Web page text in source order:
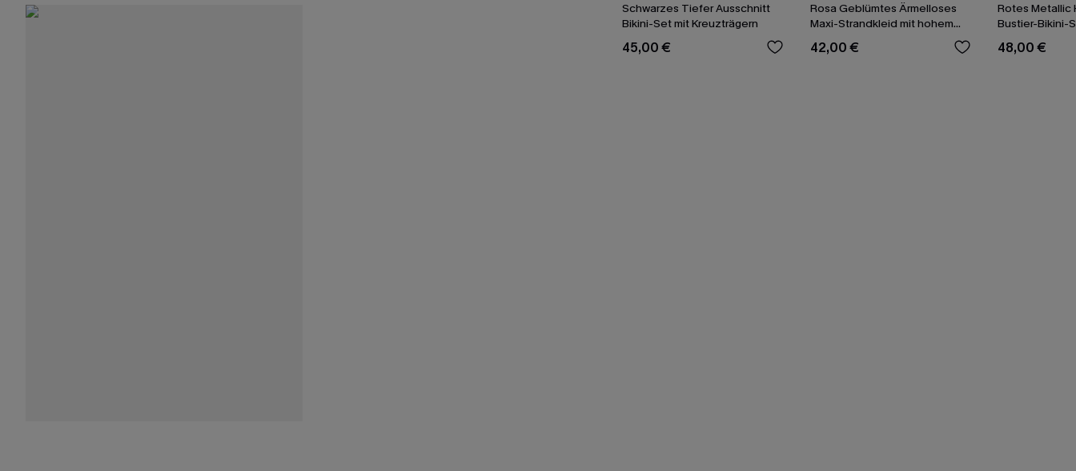
Schwarzes Tiefer Ausschnitt
Bikini-Set mit Kreuzträgern
45,00 €
Rosa Geblümtes Ärmelloses
Maxi-Strandkleid mit hohem
Ausschnitt
42,00 €
Rotes Metallic
Bustier-Bikini-
48,00 €